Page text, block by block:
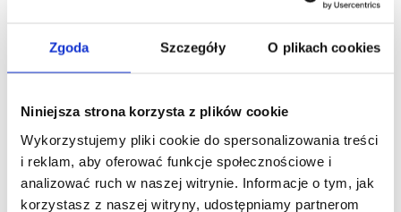
Zgoda Szczegóły O plikach cookies
Niniejsza strona korzysta z plików cookie
Wykorzystujemy pliki cookie do spersonalizowania treści
i reklam, aby oferować funkcje społecznościowe i
analizować ruch w naszej witrynie. Informacje o tym, jak
korzystasz z naszej witryny, udostępniamy partnerom
Skrzydlaty projekt z miasta Aniołów, czyli słynne murale
Colette Miller